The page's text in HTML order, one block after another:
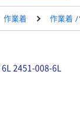
作業着 作業着
2451-008-6L